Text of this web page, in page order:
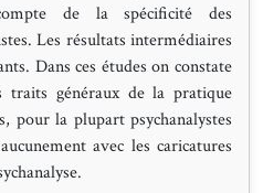
de la spécificité des
Les résultats intermédiaires
Dans ces études on constate
généraux de la pratique
pour la plupart psychanalystes
avec les caricatures